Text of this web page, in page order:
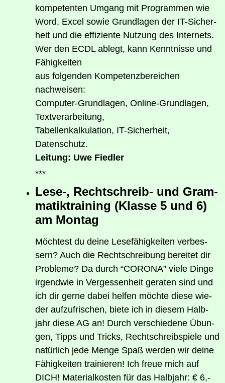
kom­pe­ten­ten Umgang mit Pro­gram­men wie
Word, Excel sowie Grund­la­gen der IT-Sicher­
heit und die effi­zi­en­te Nut­zung des Internets.
Wer den ECDL ablegt, kann Kennt­nis­se und
Fähigkeiten
aus fol­gen­den Kom­pe­tenz­be­rei­chen
nachweisen:
Com­pu­ter-Grund­la­gen, Online-Grund­la­gen,
Textverarbeitung,
Tabel­len­kal­ku­la­ti­on, IT-Sicher­heit,
Datenschutz.
Lei­tung: Uwe Fiedler
***
Lese‑, Recht­schreib- und Gram­
ma­tik­trai­ning (Klas­se 5 und 6)
am Montag
Möch­test du dei­ne Lese­fä­hig­kei­ten ver­bes­
sern? Auch die Recht­schrei­bung berei­tet dir
Pro­ble­me? Da durch “CORO­NA” vie­le Din­ge
irgend­wie in Ver­ges­sen­heit gera­ten sind und
ich dir ger­ne dabei hel­fen möch­te die­se wie­
der auf­zu­fri­schen, bie­te ich in die­sem Halb­
jahr die­se AG an! Durch ver­schie­de­ne Übun­
gen, Tipps und Tricks, Recht­schreib­spie­le und
natür­lich jede Men­ge Spaß wer­den wir dei­ne
Fähig­kei­ten trai­nie­ren! Ich freue mich auf
DICH! Mate­ri­al­kos­ten für das Halb­jahr: € 6,-